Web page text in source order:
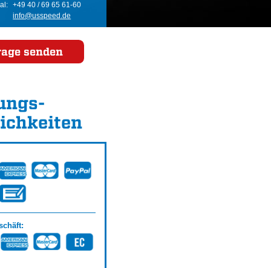
+49 40 / 69 65 61-60
info@usspeed.de
senden